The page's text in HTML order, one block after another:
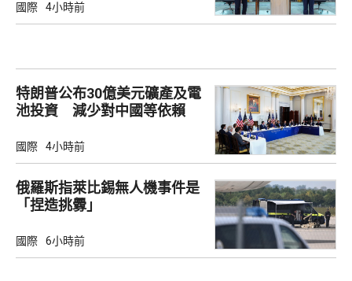
國際 4小時前
特朗普公布30億美元礦產及電
池投資 減少對中國等依賴
國際 4小時前
俄羅斯指萊比錫無人機事件是
「捏造挑釁」
國際 6小時前